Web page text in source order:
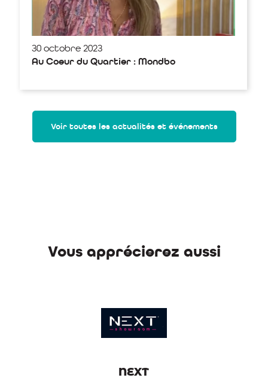
30 octobre 2023
Au Coeur du Quartier : Mondbo
Voir toutes les actualités et événements
Vous apprécierez aussi
NEXT